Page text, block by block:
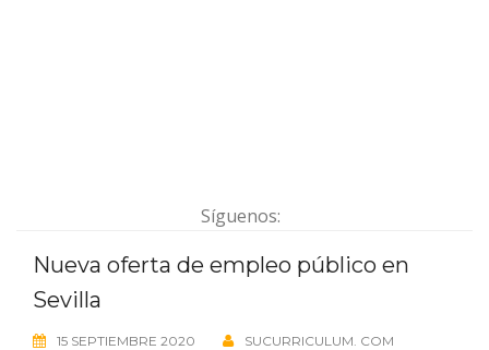
Síguenos:
Nueva oferta de empleo público en
Sevilla
15 SEPTIEMBRE 2020
SUCURRICULUM. COM